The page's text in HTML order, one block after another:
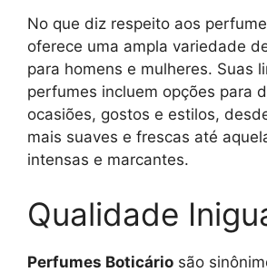
No que diz respeito aos
oferece uma ampla variedade
para homens e mulheres. Suas
perfumes incluem opções para
ocasiões, gostos e estilos,
mais suaves e frescas até
intensas e marcantes.
Qualidade
Perfumes Boticário são